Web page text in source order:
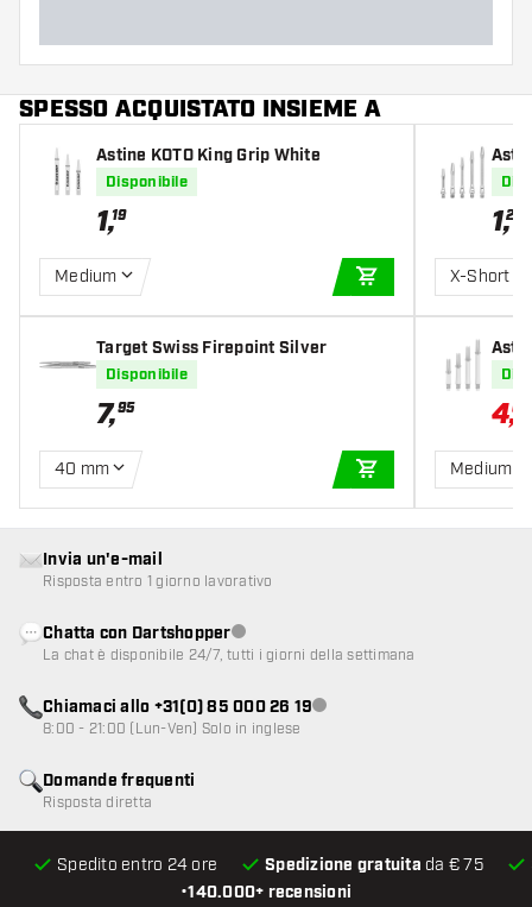
SPESSO ACQUISTATO INSIEME A
Astine KOTO King Grip White
Disponibile
1,19
Medium
AGGIUNGI AL
Target Swiss Firepoint Silver
Disponibile
7,95
40 mm
AGGIUNGI AL
er
1,20
X-Short
ght
4,67
Medium
•140.000+ recensioni
Spedito entro 24 ore Spedizione gratuita da € 75
Domande frequenti
Risposta diretta
Invia un'e-mail
Risposta entro 1 giorno lavorativo
Chatta con DartshopperServizio clienti non disponibile
La chat è disponibile 24/7, tutti i giorni della settimana
Chiamaci allo +31(0) 85 000 26 19Servizio clienti non disponibile
8:00 - 21:00 (Lun-Ven) Solo in inglese